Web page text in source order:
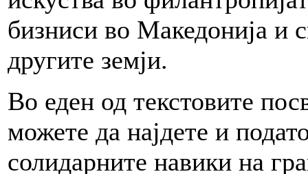
бизниси во Македонија и
другите земји.
Во еден од текстовите
можете да најдете и
солидарните навики на